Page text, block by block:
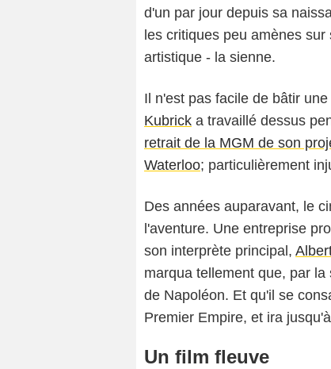
d'un par jour depuis sa
les critiques peu amènes sur
artistique - la sienne.
Il n'est pas facile de bâtir
Kubrick a travaillé dessus
retrait de la MGM de son
Waterloo; particulièrement
Des années auparavant, le
l'aventure. Une entreprise
son interprète principal,
marqua tellement que, par
de Napoléon. Et qu'il se
Premier Empire, et ira
Un film fleuve